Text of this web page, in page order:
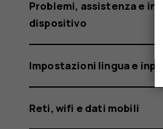
Problemi, assistenza e
dispositivo
Impostazioni lingua e input
Reti, wifi e dati mobili